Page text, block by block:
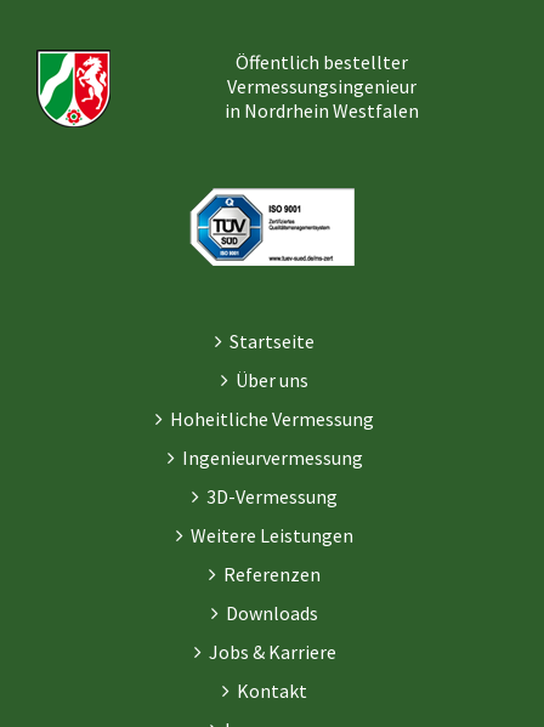
Öffentlich bestellter
Vermessungsingenieur
in Nordrhein Westfalen
Startseite
Über uns
Hoheitliche Vermessung
Ingenieurvermessung
3D-Vermessung
Weitere Leistungen
Referenzen
Downloads
Jobs & Karriere
Kontakt